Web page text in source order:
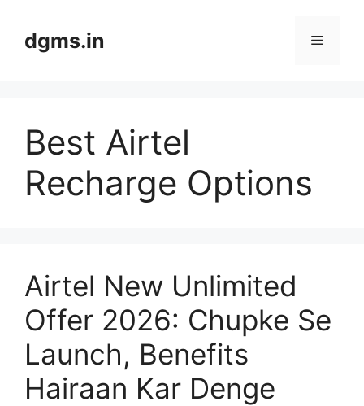
contentdgms.in Menu
Best Airtel
Recharge Options
Airtel New Unlimited
Offer 2026: Chupke Se
Launch, Benefits
Hairaan Kar Denge